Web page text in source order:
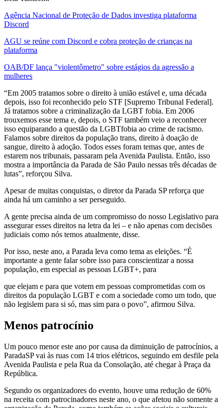
Agência Nacional de Proteção de Dados investiga plataforma
Discord
AGU se reúne com Discord e cobra proteção de crianças na
plataforma
OAB/DF lança "violentômetro" sobre estágios da agressão a
mulheres
“Em 2005 tratamos sobre o direito à união estável e, uma década
depois, isso foi reconhecido pelo STF [Supremo Tribunal Federal].
Já tratamos sobre a criminalização da LGBT fobia. Em 2006
trouxemos esse tema e, depois, o STF também veio a reconhecer
isso equiparando a questão da LGBTfobia ao crime de racismo.
Falamos sobre direitos da população trans, direito à doação de
sangue, direito à adoção. Todos esses foram temas que, antes de
estarem nos tribunais, passaram pela Avenida Paulista. Então, isso
mostra a importância da Parada de São Paulo nessas três décadas de
lutas”, reforçou Silva.
Apesar de muitas conquistas, o diretor da Parada SP reforça que
ainda há um caminho a ser perseguido.
A gente precisa ainda de um compromisso do nosso Legislativo para
assegurar esses direitos na letra da lei – e não apenas com decisões
judiciais como nós temos atualmente, disse.
Por isso, neste ano, a Parada leva como tema as eleições. “É
importante a gente falar sobre isso para conscientizar a nossa
população, em especial as pessoas LGBT+, para
que elejam e para que votem em pessoas comprometidas com os
direitos da população LGBT e com a sociedade como um todo, que
não legislem para si só, mas sim para o povo”, afirmou Silva.
Menos patrocínio
Um pouco menor este ano por causa da diminuição de patrocínios, a
ParadaSP vai às ruas com 14 trios elétricos, seguindo em desfile pela
Avenida Paulista e pela Rua da Consolação, até chegar à Praça da
República.
Segundo os organizadores do evento, houve uma redução de 60%
na receita com patrocinadores neste ano, o que afetou não somente a